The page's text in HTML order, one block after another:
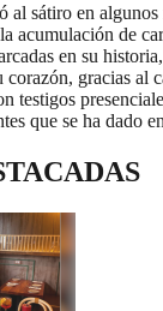
al sátiro en
acumulación de
en su
corazón, gracias al
testigos
que se ha dado